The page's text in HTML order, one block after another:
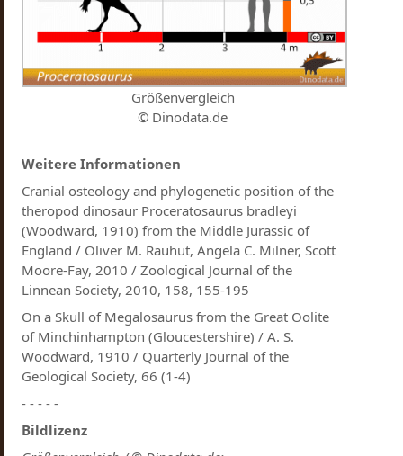
Größenvergleich
© Dinodata.de
Weitere Informationen
Cranial osteology and phylogenetic position of the
theropod dinosaur Proceratosaurus bradleyi
(Woodward, 1910) from the Middle Jurassic of
England / Oliver M. Rauhut, Angela C. Milner, Scott
Moore-Fay, 2010 / Zoological Journal of the
Linnean Society, 2010, 158, 155-195
On a Skull of Megalosaurus from the Great Oolite
of Minchinhampton (Gloucestershire) / A. S.
Woodward, 1910 / Quarterly Journal of the
Geological Society, 66 (1-4)
- - - - -
Bildlizenz